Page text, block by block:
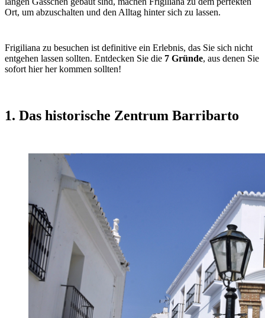
Ort, um abzuschalten und den Alltag hinter sich zu lassen.
Frigiliana zu besuchen ist definitive ein Erlebnis, das Sie sich nicht
entgehen lassen sollten. Entdecken Sie die 7 Gründe, aus denen Sie
sofort hier her kommen sollten!
1. Das historische Zentrum Barribarto